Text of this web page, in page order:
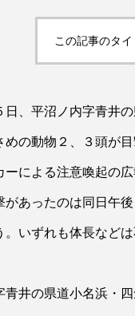
この記事のタ
、平沼ノ内字青井
めの動物２、３頭が
による注意喚起の広
あったのは同日午
いずれも体長など
井の県道小名浜・